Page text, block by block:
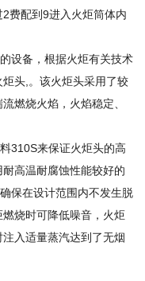
费配到9进入火炬筒体内
设备，根据火炬有关技术
头,。该火炬头采用了较
燃烧火焰，火焰稳定、
310S来保证火炬头的高
高温耐腐蚀性能较好的
保在设计范围内不发生脱
烧时可降低噪音，火炬
入适量蒸汽达到了无烟